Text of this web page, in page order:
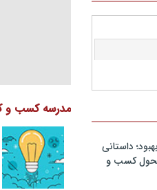
فایل
فرایند
فایل
فایل
داستانی
تحول کسب و
مدرسه کسب و